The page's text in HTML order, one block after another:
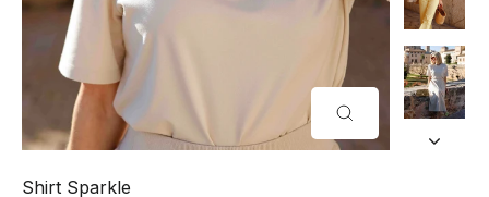
CERRAR
(ESC)
Shirt Sparkle